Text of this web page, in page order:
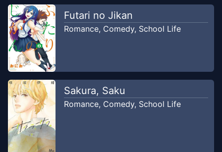
Futari no Jikan
Romance, Comedy, School Life
Sakura, Saku
Romance, Comedy, School Life